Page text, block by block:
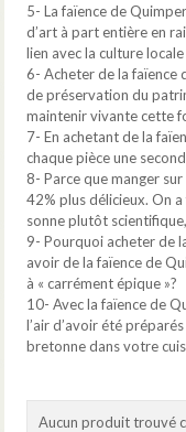
5- La faïence de
d’art à part entière en
lien avec la culture
6- Acheter de la faïence
de préservation du
maintenir vivante cette
7- En achetant de la
chaque pièce une
8- Parce que manger
42% plus délicieux. On
sonne plutôt
9- Pourquoi acheter de
avoir de la faïence de
à « carrément épique »?
10- Avec la faïence de
l’air d’avoir été
bretonne dans votre
Aucun produit trouvé